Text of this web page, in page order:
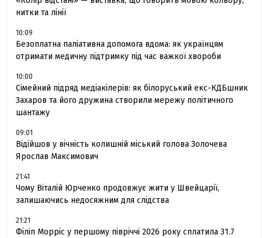
нитки та лінії
10:09
Безоплатна паліативна допомога вдома: як українцям
отримати медичну підтримку під час важкої хвороби
10:00
Сімейний підряд медіакілерів: як білоруський екс-КДБшник
Захаров та його дружина створили мережу політичного
шантажу
09:01
Відійшов у вічність колишній міський голова Золочева
Ярослав Максимович
21:41
Чому Віталій Юрченко продовжує жити у Швейцарії,
залишаючись недосяжним для слідства
21:21
Філіп Морріс у першому півріччі 2026 року сплатила 31.7